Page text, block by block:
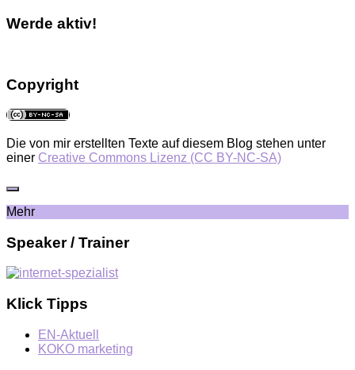
Werde aktiv!
Copyright
Die von mir erstellten Texte auf diesem Blog stehen unter
einer Creative Commons Lizenz (CC BY-NC-SA)
Mehr
Speaker / Trainer
Klick Tipps
EN-Aktuell
KOKO marketing